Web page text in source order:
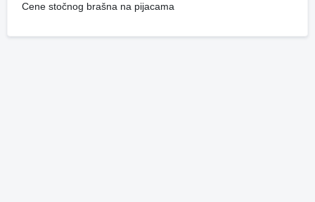
Cene stočnog brašna na pijacama